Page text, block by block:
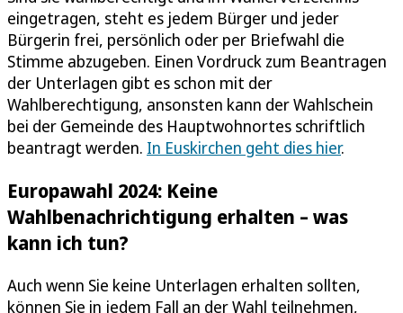
eingetragen, steht es jedem Bürger und jeder
Bürgerin frei, persönlich oder per Briefwahl die
Stimme abzugeben. Einen Vordruck zum Beantragen
der Unterlagen gibt es schon mit der
Wahlberechtigung, ansonsten kann der Wahlschein
bei der Gemeinde des Hauptwohnortes schriftlich
beantragt werden. In Euskirchen geht dies hier.
Europawahl 2024: Keine
Wahlbenachrichtigung erhalten – was
kann ich tun?
Auch wenn Sie keine Unterlagen erhalten sollten,
können Sie in jedem Fall an der Wahl teilnehmen,